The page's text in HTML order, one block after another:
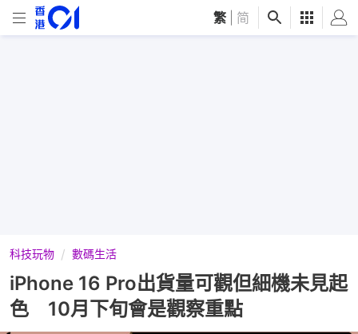
繁 简
科技玩物 數碼生活
iPhone 16 Pro出貨量可觀但細機未見起
色 10月下旬會是觀察重點